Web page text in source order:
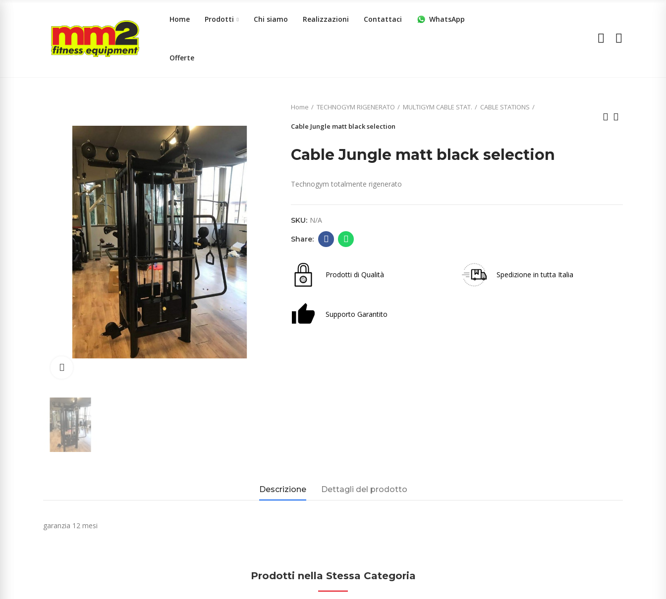
Home Prodotti Chi siamo Realizzazioni Contattaci WhatsApp
Offerte
Home TECHNOGYM RIGENERATO MULTIGYM CABLE STAT. CABLE STATIONS
Cable Jungle matt black selection
Cable Jungle matt black selection
Technogym totalmente rigenerato
SKU: N/A
Prodotti di Qualità Spedizione in tutta Italia
Supporto Garantito
Descrizione Dettagli del prodotto
garanzia 12 mesi
Prodotti nella Stessa Categoria